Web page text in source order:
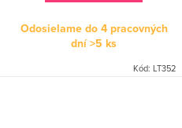
Odosielame do 4 pracovných
dní>5 ks
Kód: LT352